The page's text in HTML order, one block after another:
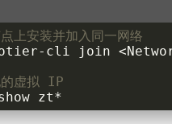
上安装并加入同一网络
虚拟 IP
zt*